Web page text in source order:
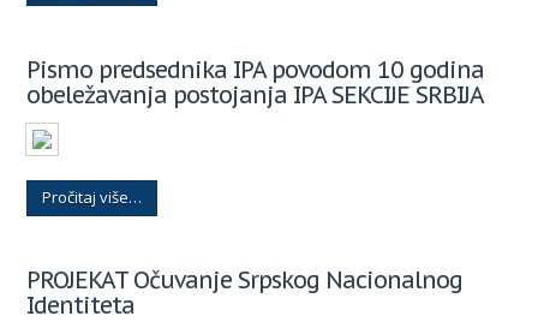
Pismo predsednika IPA povodom 10 godina
obeležavanja postojanja IPA SEKCIJE SRBIJA
Pročitaj više…
PROJEKAT Očuvanje Srpskog Nacionalnog
Identiteta